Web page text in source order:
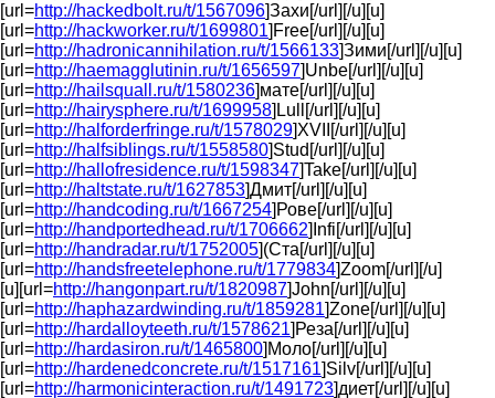
[url=http://hackedbolt.ru/t/1567096]Захи[/url][/u][u]
[url=http://hackworker.ru/t/1699801]Free[/url][/u][u]
[url=http://hadronicannihilation.ru/t/1566133]Зими[/url][/u][u]
[url=http://haemagglutinin.ru/t/1656597]Unbe[/url][/u][u]
[url=http://hailsquall.ru/t/1580236]мате[/url][/u][u]
[url=http://hairysphere.ru/t/1699958]Lull[/url][/u][u]
[url=http://halforderfringe.ru/t/1578029]XVII[/url][/u][u]
[url=http://halfsiblings.ru/t/1558580]Stud[/url][/u][u]
[url=http://hallofresidence.ru/t/1598347]Take[/url][/u][u]
[url=http://haltstate.ru/t/1627853]Дмит[/url][/u][u]
[url=http://handcoding.ru/t/1667254]Рове[/url][/u][u]
[url=http://handportedhead.ru/t/1706662]Infi[/url][/u][u]
[url=http://handradar.ru/t/1752005](Ста[/url][/u][u]
[url=http://handsfreetelephone.ru/t/1779834]Zoom[/url][/u]
[u][url=http://hangonpart.ru/t/1820987]John[/url][/u][u]
[url=http://haphazardwinding.ru/t/1859281]Zone[/url][/u][u]
[url=http://hardalloyteeth.ru/t/1578621]Реза[/url][/u][u]
[url=http://hardasiron.ru/t/1465800]Моло[/url][/u][u]
[url=http://hardenedconcrete.ru/t/1517161]Silv[/url][/u][u]
[url=http://harmonicinteraction.ru/t/1491723]диет[/url][/u][u]